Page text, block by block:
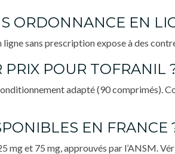
ORDONNANCE EN
sans prescription expose à des
POUR TOFRANIL
adapté (90 comprimés).
EN FRANCE
mg et 75 mg, approuvés par l’ANSM.